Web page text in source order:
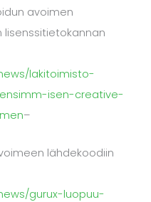
avoimen
lakitoimisto-
isen-creative-
–
lähdekoodiin
gurux-luopuu-